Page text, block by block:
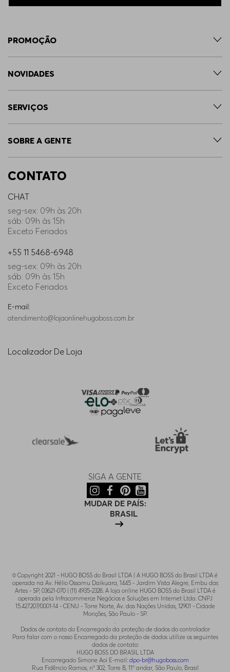
PROMOÇÃO
NOVIDADES
SERVIÇOS
SOBRE A GENTE
CONTATO
CHAT
seg-sex: 09h às 20h
sáb: 09h às 15h
Exceto Feriados
+55 11 5468-6948
seg-sex: 09h às 20h
sáb: 09h às 15h
Exceto Feriados
E-mail:
atendimento@lojaonlinehugoboss.com.br
Localizador De Loja
SIGA A GENTE
MUDAR DE PAÍS:
BRASIL
© Copyright 2021 - HUGO BOSS do Brasil LTDA | A HUGO BOSS do Brasil LTDA é
operada na Av. Hélio Ossamu Daikuara, 1445 - Jardim Vista Alegre, Embu das
Artes - SP, 03621-070 | (11) 4935-2328. A loja online HUGO BOSS do Brasil LTDA é
operada pela Infracommerce Negócios e Soluções em Internet Ltda. CNPJ
15.427.207/0001-14 - CENU - Torre Norte, Av. das Nações Unidas, 12901 - Cidade
Monções, São Paulo - SP.
.
Dados de contato do Encarregado da proteção de dados do controlador
Para falar com o nosso Encarregado da proteção de dados utilize os seguintes
dados de contato:
HUGO BOSS DO BRASIL LTDA
Encarregado Simone Aoi E-mail: dpo-br@hugoboss.com
Rua Fidêncio Ramos, n° 302, Torre B, 11° andar, São Paulo, Brasil